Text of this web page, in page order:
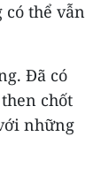
thể vẫn
Đã có
chốt
những